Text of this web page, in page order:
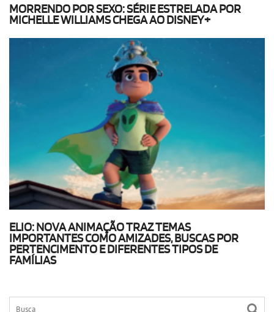
MORRENDO POR SEXO: SÉRIE ESTRELADA POR
MICHELLE WILLIAMS CHEGA AO DISNEY+
ELIO: NOVA ANIMAÇÃO TRAZ TEMAS
IMPORTANTES COMO AMIZADES, BUSCAS POR
PERTENCIMENTO E DIFERENTES TIPOS DE
FAMÍLIAS